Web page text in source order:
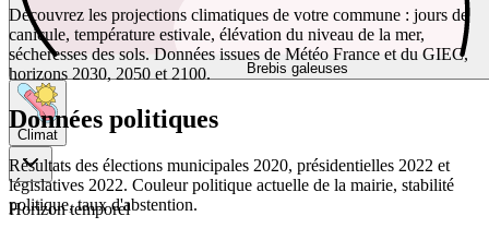
Brebis galeuses
Climat
Horizon temporel
Découvrez les projections climatiques de votre commune : jours de
canicule, température estivale, élévation du niveau de la mer,
sécheresses des sols. Données issues de Météo France et du GIEC,
horizons 2030, 2050 et 2100.
Données politiques
Résultats des élections municipales 2020, présidentielles 2022 et
législatives 2022. Couleur politique actuelle de la mairie, stabilité
politique, taux d'abstention.